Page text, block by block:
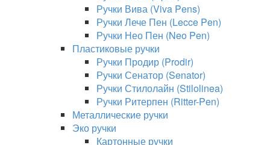
Ручки Вива (Viva Pens)
Ручки Лече Пен (Lecce Pen)
Ручки Нео Пен (Neo Pen)
Пластиковые ручки
Ручки Продир (Prodir)
Ручки Сенатор (Senator)
Ручки Стилолайн (Stilolinea)
Ручки Ритерпен (Ritter-Pen)
Металлические ручки
Эко ручки
Картонные ручки